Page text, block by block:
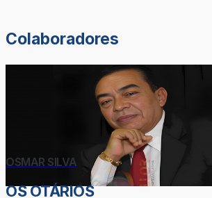
Colaboradores
OSMAR SILVA
OS OTÁRIOS